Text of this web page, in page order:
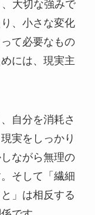
大切な強みで
、小さな変化
て必要なもの
には、現実主
自分を消耗さ
実をしっかり
ながら無理の
そして「繊細
」は相反する